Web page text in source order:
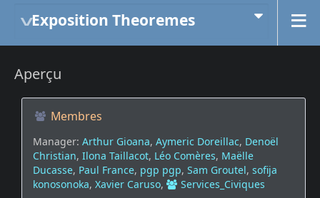
Exposition Theoremes
Aperçu
Membres
Manager: Arthur Gioana, Aymeric Doreillac, Denoël
Christian, Ilona Taillacot, Léo Comères, Maëlle
Ducasse, Paul France, pgp pgp, Sam Groutel, sofija
konosonoka, Xavier Caruso,
Services_Civiques